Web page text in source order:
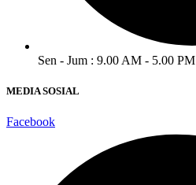
Sen - Jum : 9.00 AM - 5.00 PM
MEDIA SOSIAL
Facebook